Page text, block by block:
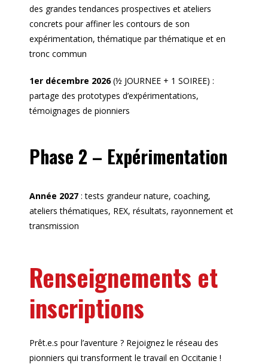
des grandes tendances prospectives et ateliers
concrets pour affiner les contours de son
expérimentation, thématique par thématique et en
tronc commun
1er décembre 2026(½ JOURNEE + 1 SOIREE) :
partage des prototypes d’expérimentations,
témoignages de pionniers
Phase 2 – Expérimentation
Année 2027 : tests grandeur nature, coaching,
ateliers thématiques, REX, résultats, rayonnement et
transmission
Renseignements et
inscriptions
Prêt.e.s pour l’aventure ? Rejoignez le réseau des
pionniers qui transforment le travail en Occitanie !